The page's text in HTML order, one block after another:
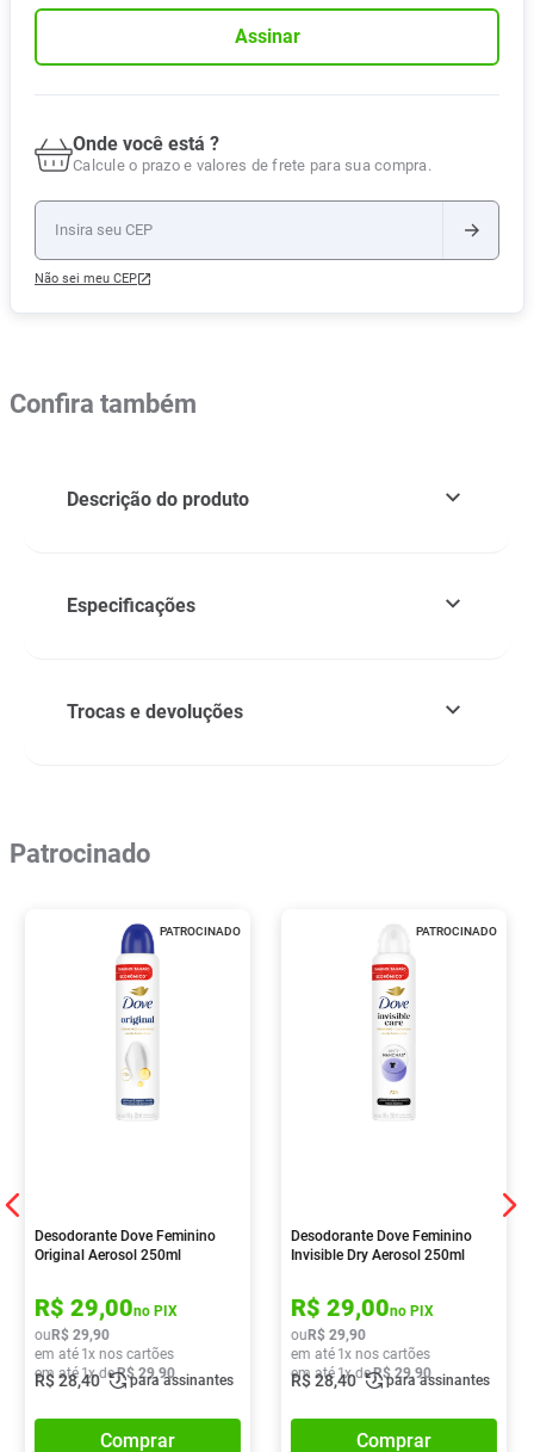
Assinar
Onde você está ?
Calcule o prazo e valores de frete para sua compra.
Não sei meu CEP
Confira também
Descrição do produto
Especificações
Trocas e devoluções
Patrocinado
PATROCINADO
Desodorante Dove Feminino
Original Aerosol 250ml
R$ 29,00no PIX
ouR$ 29,90
em até 1x nos cartões
em até 1x deR$ 29,90
R$28,40 para assinantes
Comprar
PATROCINADO
Desodorante Dove Feminino
Invisible Dry Aerosol 250ml
R$ 29,00no PIX
ouR$ 29,90
em até 1x nos cartões
em até 1x deR$ 29,90
R$28,40 para assinantes
Comprar